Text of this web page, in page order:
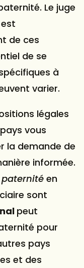
Le juge
de ces
de se
à
varier.
légales
vous
la demande de
informée.
en
sont
peut
pour
pays
et des